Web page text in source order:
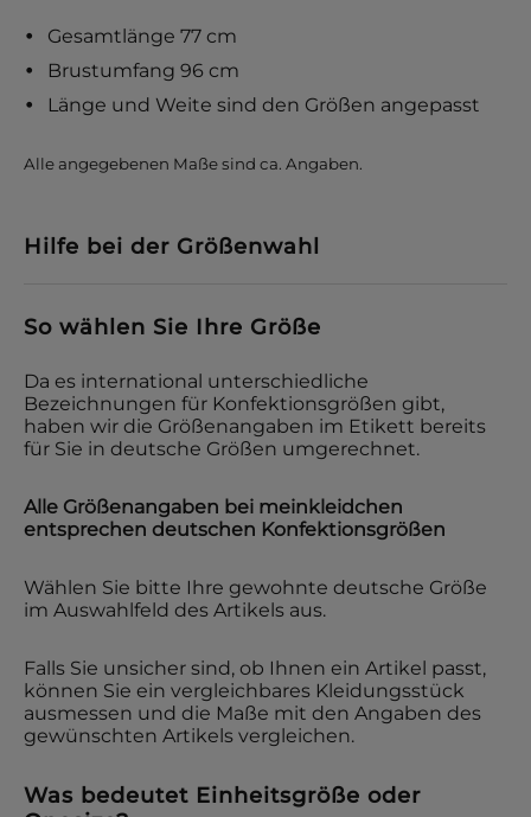
Gesamtlänge 77 cm
Brustumfang 96 cm
Länge und Weite sind den Größen angepasst
Alle angegebenen Maße sind ca. Angaben.
Hilfe bei der Größenwahl
So wählen Sie Ihre Größe
Da es international unterschiedliche
Bezeichnungen für Konfektionsgrößen gibt,
haben wir die Größenangaben im Etikett bereits
für Sie in deutsche Größen umgerechnet.
Alle Größenangaben bei meinkleidchen
entsprechen deutschen Konfektionsgrößen
Wählen Sie bitte Ihre gewohnte deutsche Größe
im Auswahlfeld des Artikels aus.
Falls Sie unsicher sind, ob Ihnen ein Artikel passt,
können Sie ein vergleichbares Kleidungsstück
ausmessen und die Maße mit den Angaben des
gewünschten Artikels vergleichen.
Was bedeutet Einheitsgröße oder